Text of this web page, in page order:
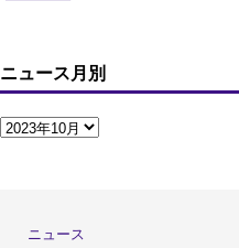
ニュース月別
ニュース